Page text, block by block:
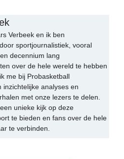
Verbeek en ik ben
sportjournalistiek, vooral
decennium lang
over de hele wereld te hebben
me bij Probasketball
inzichtelijke analyses en
met onze lezers te delen.
unieke kijk op deze
te bieden en fans over de hele
te verbinden.